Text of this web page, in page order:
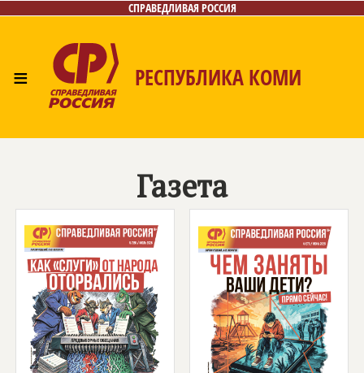
СПРАВЕДЛИВАЯ РОССИЯ
≡ РЕСПУБЛИКА КОМИ
Контакты
Газета